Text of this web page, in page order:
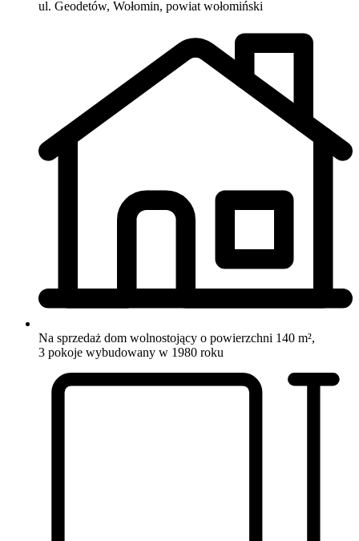
ul. Geodetów, Wołomin, powiat wołomiński
Na sprzedaż dom wolnostojący o powierzchni 140 m²,
3 pokoje wybudowany w 1980 roku